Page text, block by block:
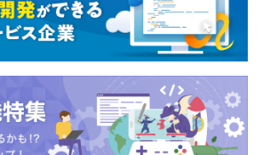
クトに対応します。
いものは年単位になります。